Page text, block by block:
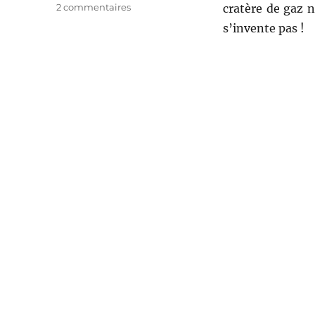
cratère de gaz
s’invente pas !
2 commentairessur